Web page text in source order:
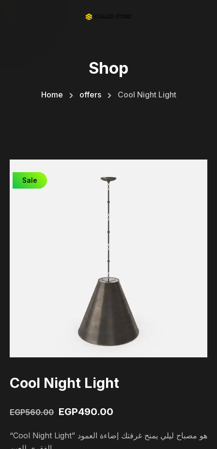
Shop
Home offers Cool Night Light
Sale
Cool Night Light
EGP560.00 EGP490.00
“Cool Night Light” هو مصباح ليلي يمنح غرفتك إضاءة العمود